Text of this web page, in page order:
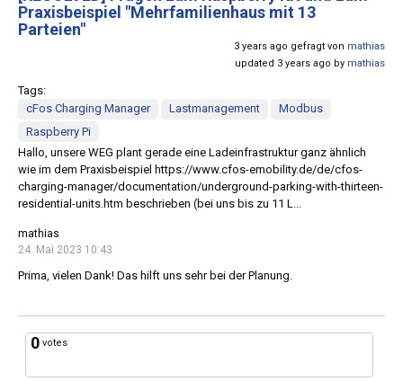
Praxisbeispiel "Mehrfamilienhaus mit 13
Parteien"
3 years ago gefragt von mathias
updated 3 years ago by mathias
Tags:
cFos Charging Manager
Lastmanagement
Modbus
Raspberry Pi
Hallo, unsere WEG plant gerade eine Ladeinfrastruktur ganz ähnlich
wie im dem Praxisbeispiel https://www.cfos-emobility.de/de/cfos-
charging-manager/documentation/underground-parking-with-thirteen-
residential-units.htm beschrieben (bei uns bis zu 11 L...
mathias
24. Mai 2023 10:43
Prima, vielen Dank! Das hilft uns sehr bei der Planung.
0 votes